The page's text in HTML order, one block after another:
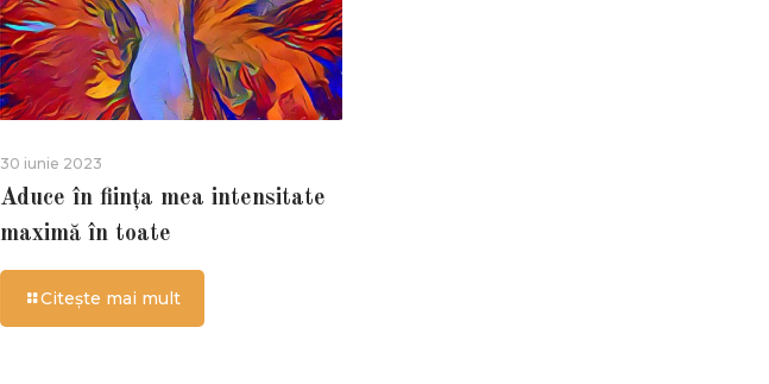
30 iunie 2023
Aduce în ființa mea intensitate
maximă în toate
Citește mai mult